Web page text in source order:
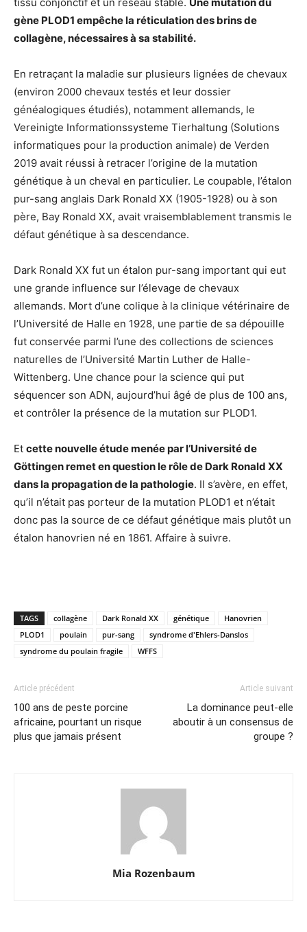
gène PLOD1 empêche la réticulation des brins de
collagène, nécessaires à sa stabilité.
En retraçant la maladie sur plusieurs lignées de chevaux
(environ 2000 chevaux testés et leur dossier
généalogiques étudiés), notamment allemands, le
Vereinigte Informationssysteme Tierhaltung (Solutions
informatiques pour la production animale) de Verden
2019 avait réussi à retracer l’origine de la mutation
génétique à un cheval en particulier. Le coupable, l’étalon
pur-sang anglais Dark Ronald XX (1905-1928) ou à son
père, Bay Ronald XX, avait vraisemblablement transmis le
défaut génétique à sa descendance.
Dark Ronald XX fut un étalon pur-sang important qui eut
une grande influence sur l’élevage de chevaux
allemands. Mort d’une colique à la clinique vétérinaire de
l’Université de Halle en 1928, une partie de sa dépouille
fut conservée parmi l’une des collections de sciences
naturelles de l’Université Martin Luther de Halle-
Wittenberg. Une chance pour la science qui put
séquencer son ADN, aujourd’hui âgé de plus de 100 ans,
et contrôler la présence de la mutation sur PLOD1.
Et cette nouvelle étude menée par l’Université de
Göttingen remet en question le rôle de Dark Ronald XX
dans la propagation de la pathologie. Il s’avère, en effet,
qu’il n’était pas porteur de la mutation PLOD1 et n’était
donc pas la source de ce défaut génétique mais plutôt un
étalon hanovrien né en 1861. Affaire à suivre.
TAGS collagène Dark Ronald XX génétique
Hanovrien
PLOD1
poulain pur-sang
syndrome d'Ehlers-Danslos
syndrome du poulain fragile
WFFS
Article précédent
100 ans de peste porcine
africaine, pourtant un risque
plus que jamais présent
Article suivant
La dominance peut-elle
aboutir à un consensus de
groupe ?
Mia Rozenbaum